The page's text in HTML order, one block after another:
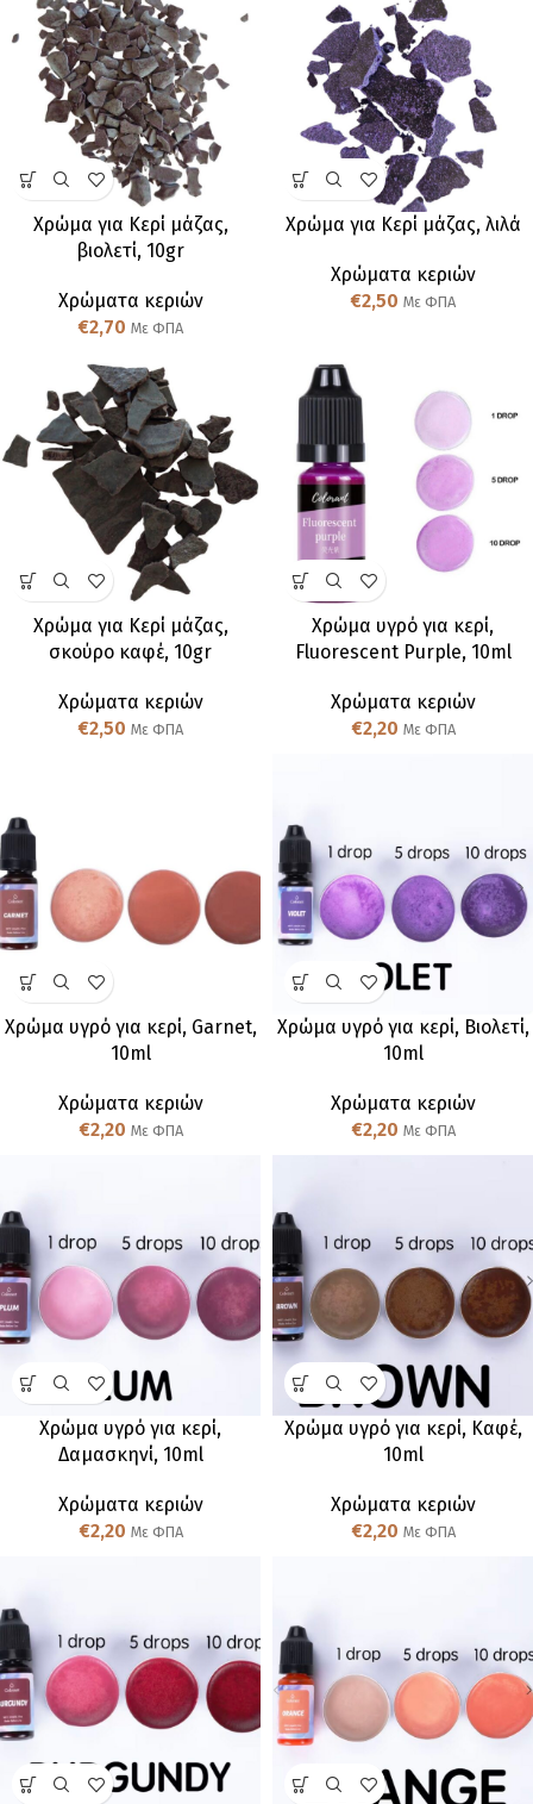
Χρώμα για Κερί μάζας,
βιολετί, 10gr
Χρώματα κεριών
€2,70 Με ΦΠΑ
Χρώμα για Κερί μάζας, λιλά
Χρώματα κεριών
€2,50 Με ΦΠΑ
Χρώμα για Κερί μάζας,
σκούρο καφέ, 10gr
Χρώματα κεριών
€2,50 Με ΦΠΑ
Χρώμα υγρό για κερί,
Fluorescent Purple, 10ml
Χρώματα κεριών
€2,20 Με ΦΠΑ
Χρώμα υγρό για κερί, Garnet,
10ml
Χρώματα κεριών
€2,20 Με ΦΠΑ
Χρώμα υγρό για κερί, Βιολετί,
10ml
Χρώματα κεριών
€2,20 Με ΦΠΑ
Χρώμα υγρό για κερί,
Δαμασκηνί, 10ml
Χρώματα κεριών
€2,20 Με ΦΠΑ
Χρώμα υγρό για κερί, Καφέ,
10ml
Χρώματα κεριών
€2,20 Με ΦΠΑ